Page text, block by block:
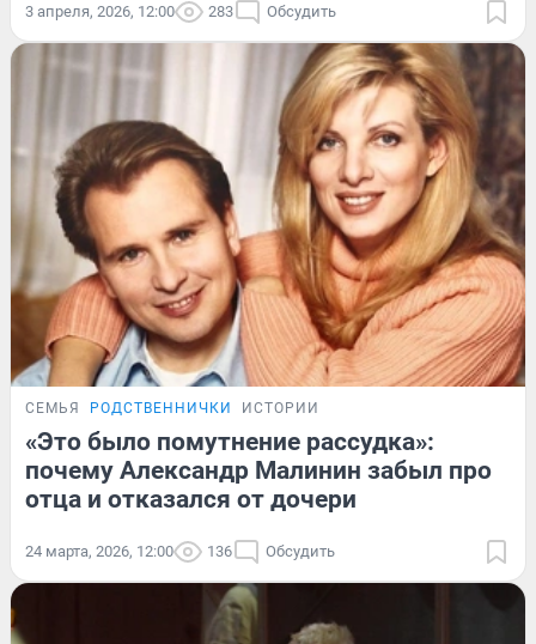
3 апреля, 2026, 12:00 283 Обсудить
СЕМЬЯ РОДСТВЕННИЧКИ ИСТОРИИ
«Это было помутнение рассудка»:
почему Александр Малинин забыл про
отца и отказался от дочери
24 марта, 2026, 12:00 136 Обсудить